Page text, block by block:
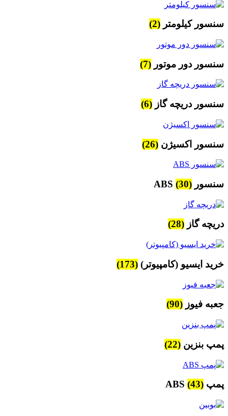
سنسور کیلومتر (2)
سنسور دور موتور (7)
سنسور دریچه گاز (6)
سنسور اکسیژن (26)
سنسور ABS (30)
دریچه گاز (28)
خرید ایسیو (کامپیوتر) (173)
جعبه فیوز (90)
پمپ بنزین (22)
پمپ ABS (43)